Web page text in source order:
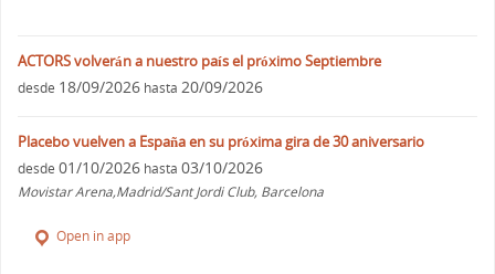
ACTORS volverán a nuestro país el próximo Septiembre
desde 18/09/2026 hasta 20/09/2026
Placebo vuelven a España en su próxima gira de 30 aniversario
desde 01/10/2026 hasta 03/10/2026
Movistar Arena,Madrid/Sant Jordi Club, Barcelona
Open in app